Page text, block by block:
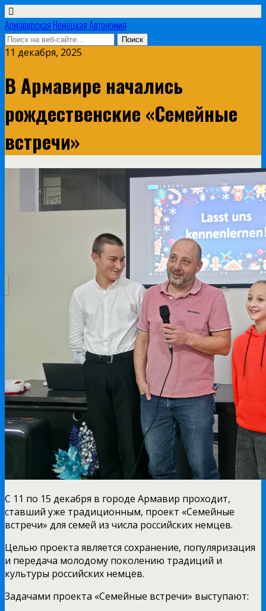
Армавирская Немецкая Автономия
11 декабря, 2025
В Армавире начались
рождественские «Семейные
встречи»
С 11 по 15 декабря в городе Армавир проходит,
ставший уже традиционным, проект «Семейные
встречи» для семей из числа российских немцев.
Целью проекта является сохранение, популяризация
и передача молодому поколению традиций и
культуры российских немцев.
Задачами проекта «Семейные встречи» выступают: